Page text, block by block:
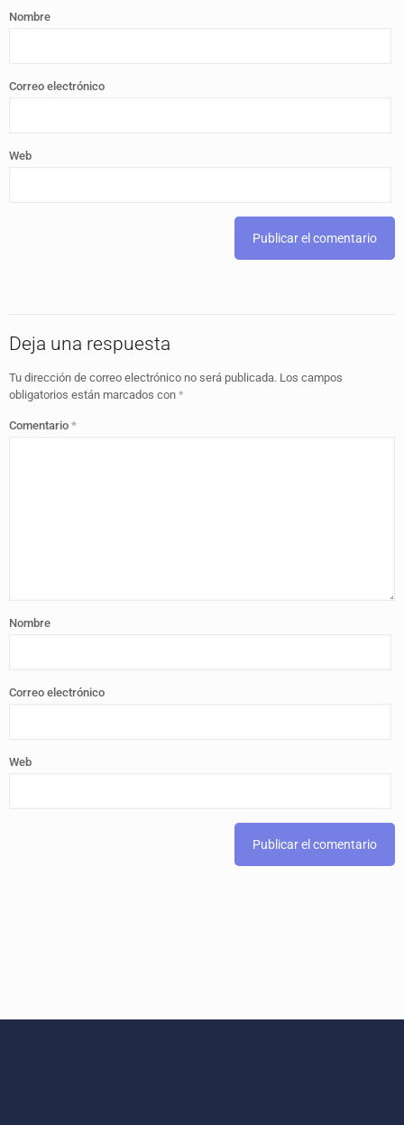
Nombre
Correo electrónico
Web
Deja una respuesta
Tu dirección de correo electrónico no será publicada. Los campos
obligatorios están marcados con *
Comentario *
Nombre
Correo electrónico
Web